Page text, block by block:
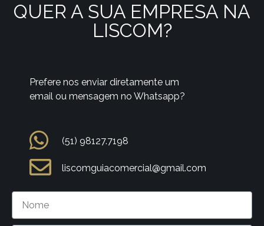
QUER A SUA EMPRESA NA
LISCOM?
Prefere nos enviar diretamente um
email ou mensagem no Whatsapp?
(51) 98127.7198
liscomguiacomercial@gmail.com